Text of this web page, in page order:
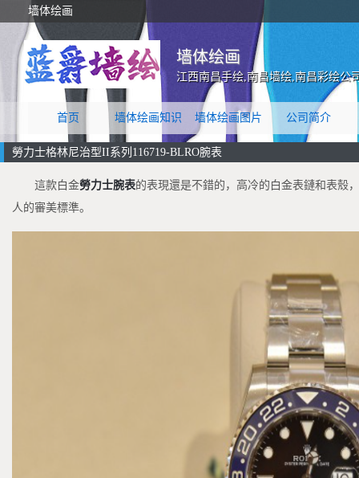
墙体绘画
墙体绘画
江西南昌手绘,南昌墙绘,南昌彩绘公
首页 墙体绘画知识 墙体绘画图片 公司简介
勞力士格林尼治型II系列116719-BLRO腕表
這款白金勞力士腕表的表現還是不錯的，高冷的白金表鏈和表殼
人的審美標準。